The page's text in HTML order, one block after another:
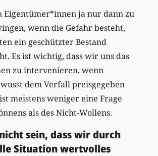
ja nur dann zu
wenn die Gefahr besteht,
ein geschützter Bestand
Es ist wichtig, dass wir uns das
zu intervenieren, wenn
dem Verfall preisgegeben
meistens weniger eine Frage
als des Nicht-Wollens.
sein, dass wir durch
Situation wertvolles